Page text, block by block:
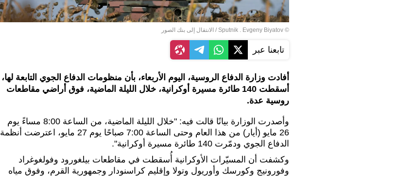
© Sputnik . Evgeny Biyatov
/ الانتقال إلى بنك الصور
تابعنا عبر
أفادت وزارة الدفاع الروسية، اليوم الأربعاء، بأن منظومات الدفاع الجوي التابعة لها،
أسقطت 140 طائرة مسيرة أوكرانية، خلال الليلة الماضية، فوق أراضي مقاطعات
روسية عدة.
وأصدرت الوزارة بيانًا قالت فيه: "خلال الليلة الماضية، من الساعة 8:00 مساءً يوم
26 مايو (أيار) من هذا العام وحتى الساعة 7:00 صباحًا يوم 27 مايو، اعترضت أنظمة
الدفاع الجوي ودمّرت 140 طائرة مسيرة أوكرانية".
وكشفت أن المسيّرات الأوكرانية أُسقطت في مقاطعات بيلغورود وفولغوغراد
وفورونيج وكورسك وأوريول وتولا وإقليم كراسنودار وجمهورية القرم، وفوق مياه